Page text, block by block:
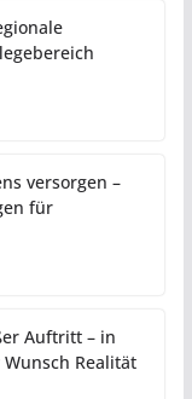
versorgen –
für
Auftritt – in
Realität